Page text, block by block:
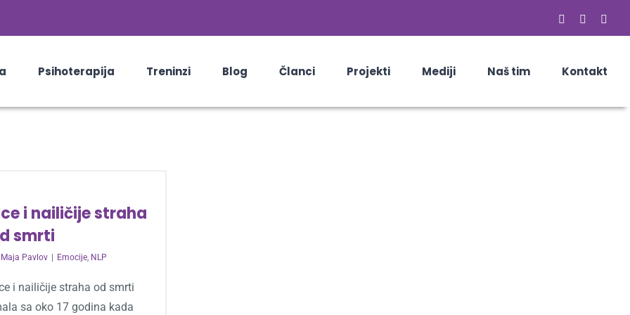
Facebook
Email
Psihoterapija Treninzi Blog Članci Projekti Mediji Naš tim Kontakt
i nailičije straha
smrti
Maja Pavlov Emocije, NLP
i nailičije straha od smrti
sa oko 17 godina kada